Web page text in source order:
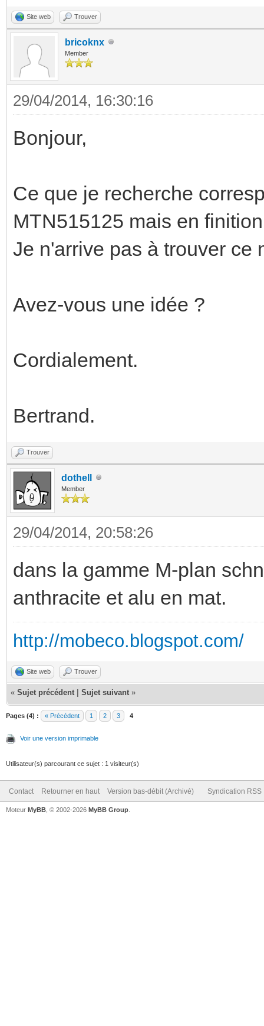
Site web Trouver
bricoknx
Member
29/04/2014, 16:30:16
Bonjour,
Ce que je recherche
MTN515125 mais en
Je n'arrive pas à trouver ce
Avez-vous une idée ?
Cordialement.
Bertrand.
Trouver
dothell
Member
29/04/2014, 20:58:26
dans la gamme M-plan
anthracite et alu en mat.
http://mobeco.blogspot.com/
Site web Trouver
« Sujet précédent Sujet suivant »
Pages (4) : « Précédent 1 2 3 4
Voir une version imprimable
Utilisateur(s) parcourant ce sujet : 1 visiteur(s)
Contact Retourner en haut Version bas-débit (Archivé) Syndication RSS
Moteur MyBB , © 2002-2026 MyBB Group